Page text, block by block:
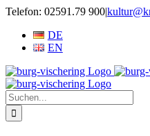
Zum
springen
Telefon: 02591.79 900|
DE
EN
Suche
nach: